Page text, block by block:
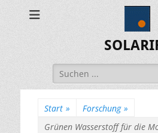
Suchen
nach:
Start » Forschung »
Grünen Wasserstoff für die